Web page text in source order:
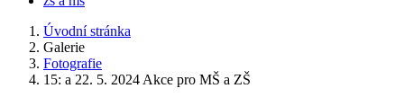
Úvodní stránka
Galerie
Fotografie
15: a 22. 5. 2024 Akce pro MŠ a ZŠ